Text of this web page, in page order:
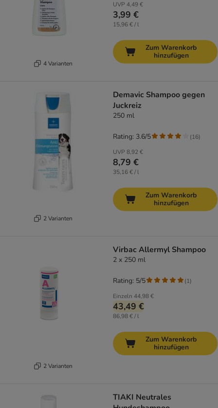
4 Varianten
UVP 4,49 €
3,99 €
15,96 € / l
Zum Warenkorb
hinzufügen
2 Varianten
Demavic Shampoo gegen
Juckreiz
250 ml
UVP 8,92 €
8,79 €
35,16 € / l
Rating: 3.6/5 (16)
Zum Warenkorb
hinzufügen
2 Varianten
Virbac Allermyl Shampoo
2 x 250 ml
Einzeln 44,98 €
43,49 €
86,98 € / l
Rating: 5/5 (1)
Zum Warenkorb
hinzufügen
TIAKI Neutrales